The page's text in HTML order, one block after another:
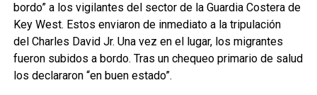
bordo” a los vigilantes del sector de la Guardia Costera de
Key West. Estos enviaron de inmediato a la tripulación
del Charles David Jr. Una vez en el lugar, los migrantes
fueron subidos a bordo. Tras un chequeo primario de salud
los declararon “en buen estado”.